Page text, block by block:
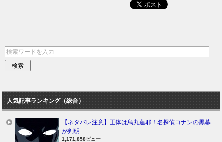
人気記事ランキング（総合）
【ネタバレ注意】正体は烏丸蓮耶！名探偵コナンの黒幕
が判明
1,171,858ビュー